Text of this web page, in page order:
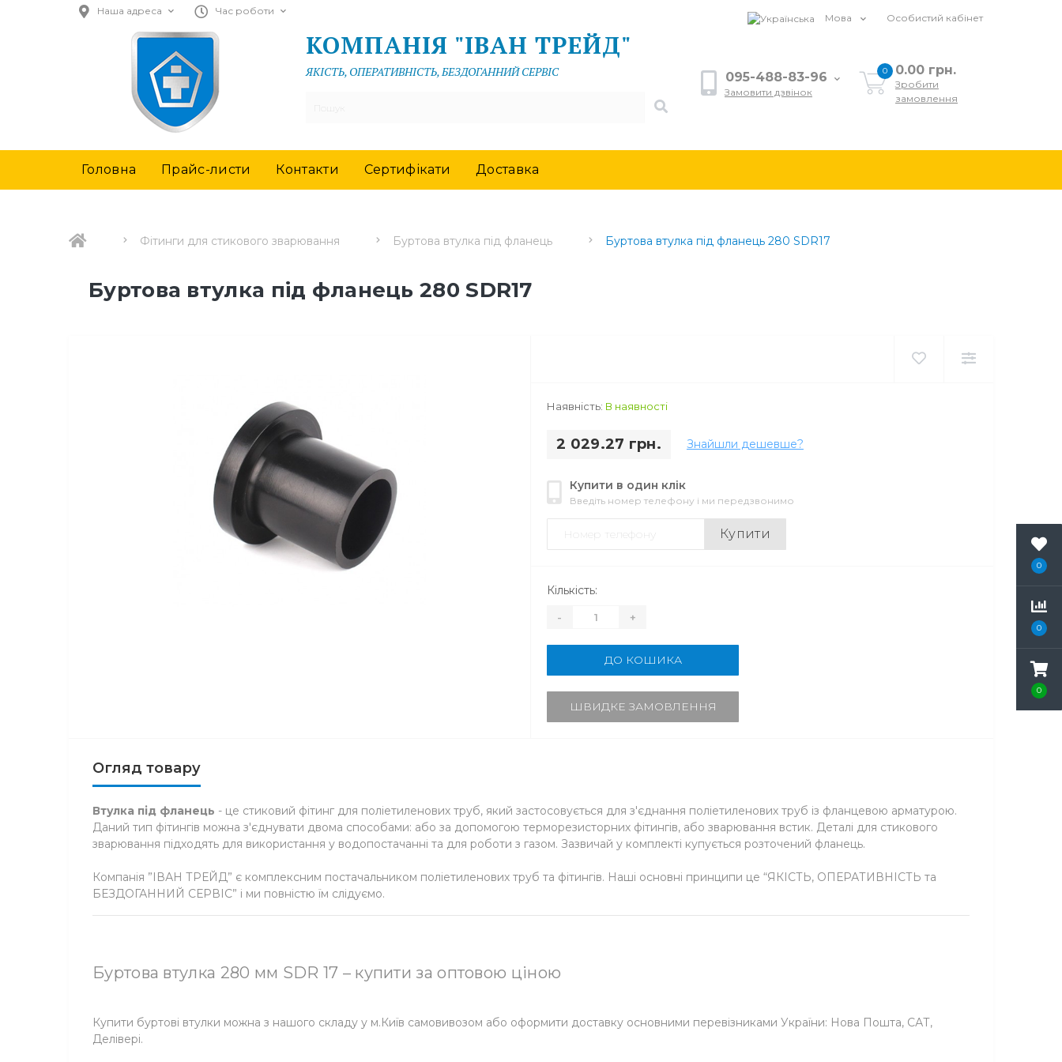
0
0
0
Наша адреса Час роботи
Мова Особистий кабінет
КОМПАНІЯ "ІВАН ТРЕЙД"
ЯКІСТЬ, ОПЕРАТИВНІСТЬ, БЕЗДОГАННИЙ СЕРВІС 095-488-83-96
Замовити дзвінок
0 0.00 грн.
Зробити
замовлення
Головна Прайс-листи Контакти Сертифікати Доставка
Фітинги для стикового зварювання Буртова втулка під фланець Буртова втулка під фланець 280 SDR17
Буртова втулка під фланець 280 SDR17
Наявність: В наявності
2 029.27 грн. Знайшли дешевше?
Купити в один клік
Введіть номер телефону і ми передзвонимо
Купити
Кількість:
- +
ДО КОШИКА
ШВИДКЕ ЗАМОВЛЕННЯ
Огляд товару
Втулка під фланець - це стиковий фітинг для поліетиленових труб, який застосовується для з'єднання поліетиленових труб із фланцевою арматурою.
Даний тип фітингів можна з'єднувати двома способами: або за допомогою терморезисторних фітингів, або зварювання встик. Деталі для стикового
зварювання підходять для використання у водопостачанні та для роботи з газом. Зазвичай у комплекті купується розточений фланець.
Компанія ”ІВАН ТРЕЙД” є комплексним постачальником поліетиленових труб та фітингів. Наші основні принципи це “ЯКІСТЬ, ОПЕРАТИВНІСТЬ та
БЕЗДОГАННИЙ СЕРВІС” і ми повністю їм слідуємо.
Буртова втулка 280 мм SDR 17 – купити за оптовою ціною
Купити буртові втулки можна з нашого складу у м.Київ самовивозом або оформити доставку основними перевізниками України: Нова Пошта, САТ,
Делівері.